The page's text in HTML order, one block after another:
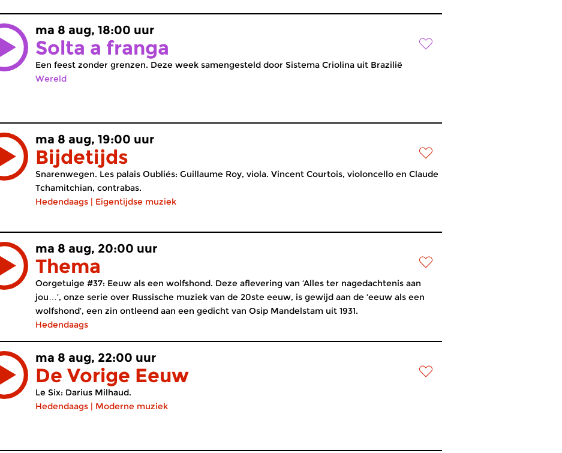
ma 8 aug, 18:00 uur
Solta a franga
Een feest zonder grenzen. Deze week samengesteld door Sistema Criolina uit Brazilië
Wereld
ma 8 aug, 19:00 uur
Bijdetijds
Snarenwegen. Les palais Oubliés: Guillaume Roy, viola. Vincent Courtois, violoncello en Claude
Tchamitchian, contrabas.
Hedendaags | Eigentijdse muziek
ma 8 aug, 20:00 uur
Thema
Oorgetuige #37: Eeuw als een wolfshond. Deze aflevering van ‘Alles ter nagedachtenis aan
jou…’, onze serie over Russische muziek van de 20ste eeuw, is gewijd aan de ‘eeuw als een
wolfshond’, een zin ontleend aan een gedicht van Osip Mandelstam uit 1931.
Hedendaags
ma 8 aug, 22:00 uur
De Vorige Eeuw
Le Six: Darius Milhaud.
Hedendaags | Moderne muziek